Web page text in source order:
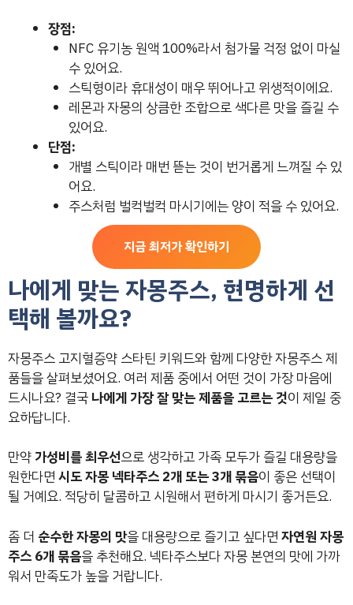
장점:
NFC 유기농 원액 100%라서 첨가물 걱정 없이 마실
수 있어요.
스틱형이라 휴대성이 매우 뛰어나고 위생적이에요.
레몬과 자몽의 상큼한 조합으로 색다른 맛을 즐길 수
있어요.
단점:
개별 스틱이라 매번 뜯는 것이 번거롭게 느껴질 수 있
어요.
주스처럼 벌컥벌컥 마시기에는 양이 적을 수 있어요.
지금 최저가 확인하기
나에게 맞는 자몽주스, 현명하게 선
택해 볼까요?
자몽주스 고지혈증약 스타틴 키워드와 함께 다양한 자몽주스 제
품들을 살펴보셨어요. 여러 제품 중에서 어떤 것이 가장 마음에
드시나요? 결국 나에게 가장 잘 맞는 제품을 고르는 것이 제일 중
요하답니다.
만약 가성비를 최우선으로 생각하고 가족 모두가 즐길 대용량을
원한다면 시도 자몽 넥타주스 2개 또는 3개 묶음이 좋은 선택이
될 거예요. 적당히 달콤하고 시원해서 편하게 마시기 좋거든요.
좀 더 순수한 자몽의 맛을 대용량으로 즐기고 싶다면 자연원 자몽
주스 6개 묶음을 추천해요. 넥타주스보다 자몽 본연의 맛에 가까
워서 만족도가 높을 거랍니다.